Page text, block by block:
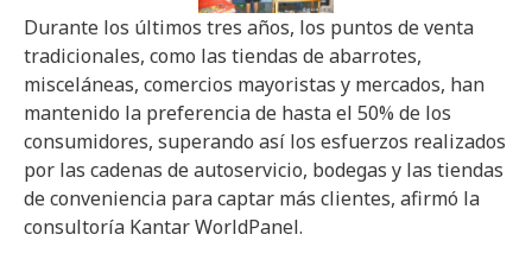
Durante los últimos tres años, los puntos de venta
tradicionales, como las tiendas de abarrotes,
misceláneas, comercios mayoristas y mercados, han
mantenido la preferencia de hasta el 50% de los
consumidores, superando así los esfuerzos realizados
por las cadenas de autoservicio, bodegas y las tiendas
de conveniencia para captar más clientes, afirmó la
consultoría Kantar WorldPanel.